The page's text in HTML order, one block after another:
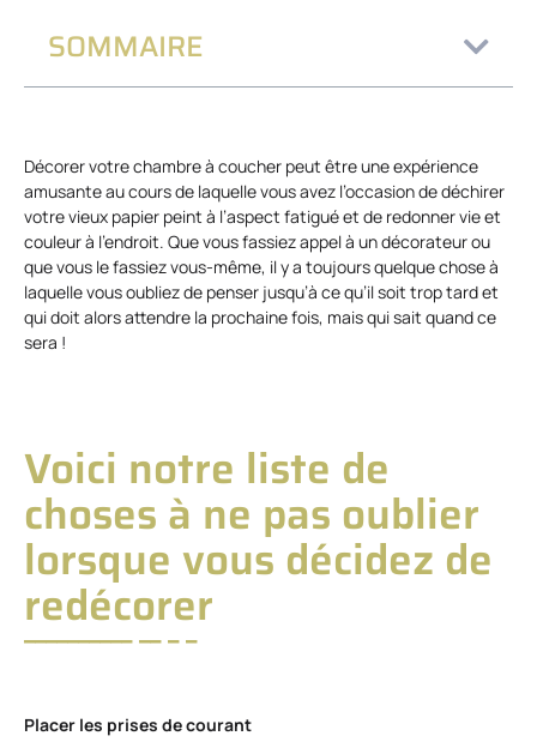
SOMMAIRE
Décorer votre chambre à coucher peut être une expérience
amusante au cours de laquelle vous avez l’occasion de déchirer
votre vieux papier peint à l’aspect fatigué et de redonner vie et
couleur à l’endroit. Que vous fassiez appel à un décorateur ou
que vous le fassiez vous-même, il y a toujours quelque chose à
laquelle vous oubliez de penser jusqu’à ce qu’il soit trop tard et
qui doit alors attendre la prochaine fois, mais qui sait quand ce
sera !
Voici notre liste de
choses à ne pas oublier
lorsque vous décidez de
redécorer
Placer les prises de courant